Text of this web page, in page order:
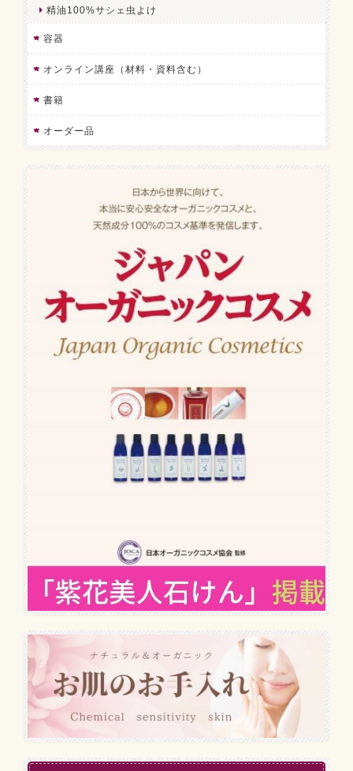
精油100%サシェ虫よけ
容器
オンライン講座（材料・資料含む）
書籍
オーダー品